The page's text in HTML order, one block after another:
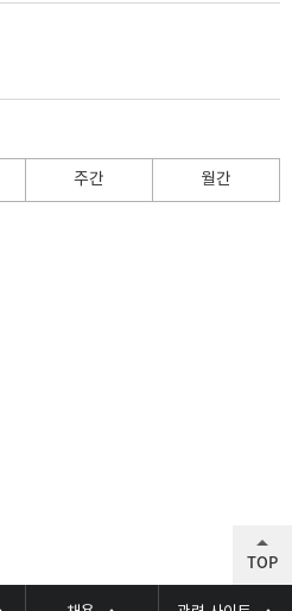
주간 월간
TOP